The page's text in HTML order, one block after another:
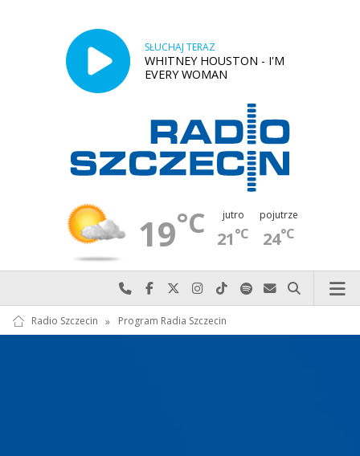
SŁUCHAJ TERAZ
WHITNEY HOUSTON - I'M
EVERY WOMAN
19°C jutro
21°C
pojutrze
24°C
Najlepiej po prostu do nas zadzwoń
Odwiedź nas na Facebook-u
Odwiedź nas na X
Odwiedź nas na Instagram-ie
Odwiedź nas na TikTok-u
Szukaj nas na Spotify
Wyślij do nas
Szukaj
Radio Szczecin » Program Radia Szczecin